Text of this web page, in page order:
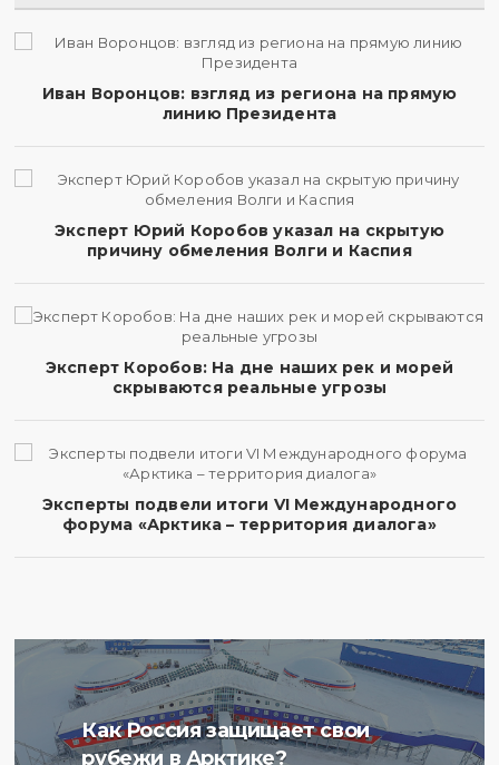
Иван Воронцов: взгляд из региона на прямую
линию Президента
Эксперт Юрий Коробов указал на скрытую
причину обмеления Волги и Каспия
Эксперт Коробов: На дне наших рек и морей
скрываются реальные угрозы
Эксперты подвели итоги VI Международного
форума «Арктика – территория диалога»
Как Россия защищает свои
рубежи в Арктике?
Ученые Арктического
плавучего университета